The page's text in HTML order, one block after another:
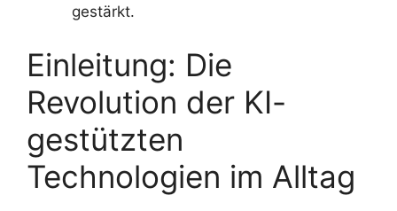
gestärkt.
Einleitung: Die
Revolution der KI-
gestützten
Technologien im Alltag